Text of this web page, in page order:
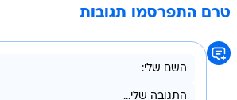
טרם התפרסמו תגובות